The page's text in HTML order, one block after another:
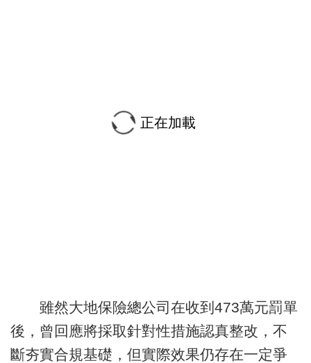
正在加載
雖然大地保險總公司在收到473萬元罰單
後，曾回應將採取針對性措施認真整改，不
斷夯實合規基礎，但實際效果仍存在一定爭